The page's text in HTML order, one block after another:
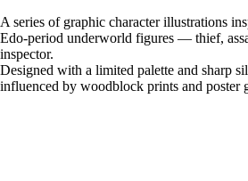
A series of graphic character illustrations
Edo-period underworld figures — thief,
inspector.
Designed with a limited palette and sharp
influenced by woodblock prints and poster